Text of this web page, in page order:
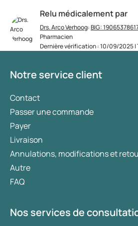
Relu médicalement par
Drs. Arco Verhoog:BIG:
Pharmacien
Dernière vérification : 10/09/2025 |
Notre service client
Contact
Passer une commande
Payer
Livraison
Annulations, modifications et
Autre
FAQ
Nos services de